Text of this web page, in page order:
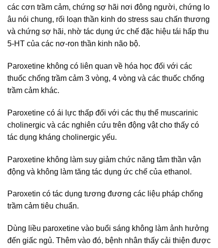
các cơn trầm cảm, chứng sợ hãi nơi đông người, chứng lo
âu nói chung, rối loạn thần kinh do stress sau chấn thương
và chứng sợ hãi, nhờ tác dụng ức chế đặc hiệu tái hấp thu
5-HT của các nơ-ron thần kinh não bộ.
Paroxetine không có liên quan về hóa học đối với các
thuốc chống trầm cảm 3 vòng, 4 vòng và các thuốc chống
trầm cảm khác.
Paroxetine có ái lực thấp đối với các thụ thể muscarinic
cholinergic và các nghiên cứu trên động vật cho thấy có
tác dụng kháng cholinergic yếu.
Paroxetine không làm suy giảm chức năng tâm thần vận
động và không làm tăng tác dụng ức chế của ethanol.
Paroxetin có tác dụng tương đương các liệu pháp chống
trầm cảm tiêu chuẩn.
Dùng liều paroxetine vào buổi sáng không làm ảnh hưởng
đến giấc ngủ. Thêm vào đó, bệnh nhân thấy cải thiện được